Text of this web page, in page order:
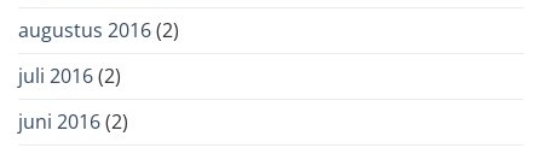
augustus 2016(2)
juli 2016(2)
juni 2016(2)